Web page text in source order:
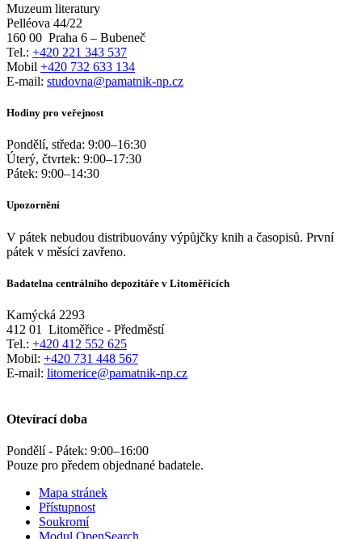
Muzeum literatury
Pelléova 44/22
160 00 Praha 6 – Bubeneč
Tel.: +420 221 343 537
Mobil +420 732 633 134
E-mail: studovna@pamatnik-np.cz
Hodiny pro veřejnost
Pondělí, středa: 9:00–16:30
Úterý, čtvrtek: 9:00–17:30
Pátek: 9:00–14:30
Upozornění
V pátek nebudou distribuovány výpůjčky knih a časopisů. První
pátek v měsíci zavřeno.
Badatelna centrálního depozitáře v Litoměřicích
Kamýcká 2293
412 01
Litoměřice - Předměstí
Tel.: +420 412 552 625
Mobil: +420 731 448 567
E-mail: litomerice@pamatnik-np.cz
Otevírací doba
Pondělí - Pátek: 9:00–16:00
Pouze pro předem objednané badatele.
Mapa stránek
Přístupnost
Soukromí